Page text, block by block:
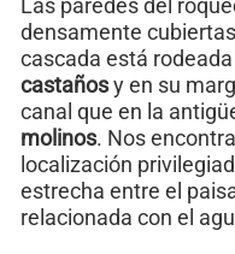
Las paredes del
densamente
cascada está
castañosy en su
canal que en la
molinos. Nos
localización
estrecha entre el
relacionada con el